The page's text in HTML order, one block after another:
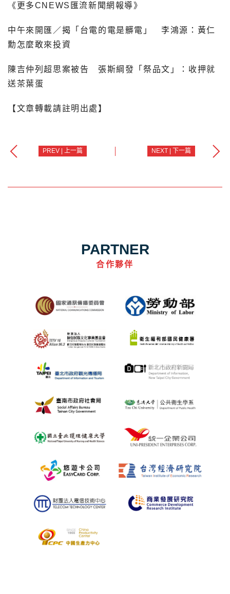
《更多CNEWS匯流新聞網報導》
中午來開匯／揭「台電的電是髒電」 李鴻源：黃仁
勳怎麼敢來投資
陳吉仲列超思案被告 張斯綱發「祭品文」：收押就
送茶葉蛋
【文章轉載請註明出處】
PREV | 上一篇 NEXT | 下一篇
PARTNER
合作夥伴